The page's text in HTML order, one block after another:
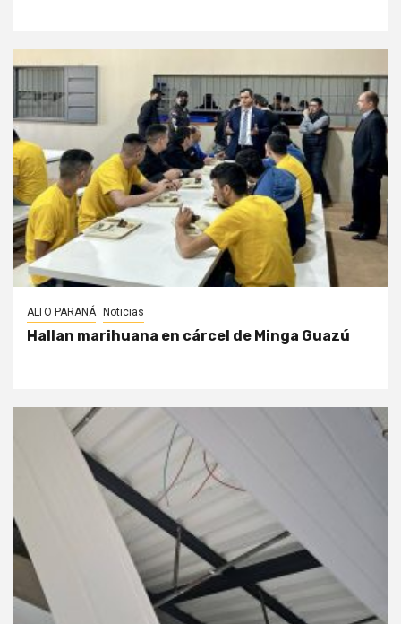
ALTO PARANÁ Noticias
Hallan marihuana en cárcel de Minga Guazú